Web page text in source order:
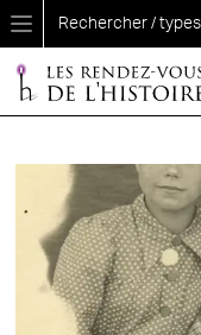
Aller au contenu principal